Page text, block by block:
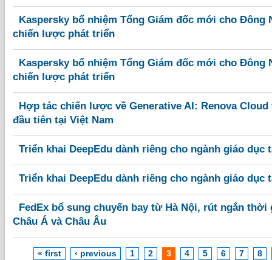
Kaspersky bổ nhiệm Tổng Giám đốc mới cho Đông
chiến lược phát triển
Kaspersky bổ nhiệm Tổng Giám đốc mới cho Đông
chiến lược phát triển
Hợp tác chiến lược về Generative AI: Renova
đầu tiên tại Việt Nam
Triển khai DeepEdu dành riêng cho ngành giáo dục
Triển khai DeepEdu dành riêng cho ngành giáo dục
FedEx bổ sung chuyến bay từ Hà Nội, rút ngắn thời
Châu Á và Châu Âu
« first ‹ previous 1 2 3 4 5 6 7 8